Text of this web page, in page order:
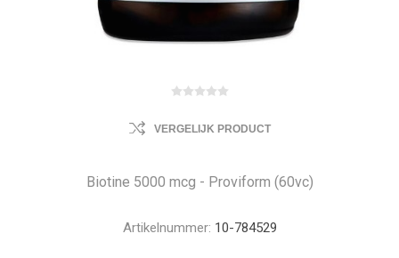
VERGELIJK PRODUCT
Biotine 5000 mcg - Proviform (60vc)
Artikelnummer: 10-784529